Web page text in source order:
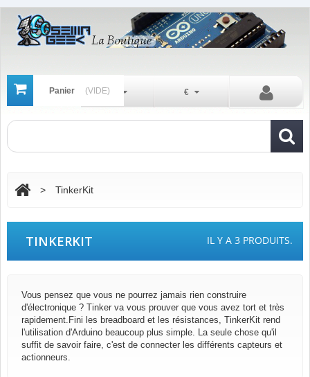
Panier (VIDE) €
Fr
> TinkerKit
TINKERKIT IL Y A 3 PRODUITS.
Vous pensez que vous ne pourrez jamais rien construire
d'électronique ? Tinker va vous prouver que vous avez tort et très
rapidement.Fini les breadboard et les résistances, TinkerKit rend
l'utilisation d'Arduino beaucoup plus simple. La seule chose qu'il
suffit de savoir faire, c'est de connecter les différents capteurs et
actionneurs.